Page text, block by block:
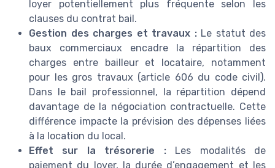
loyer potentiellement plus fréquente selon les
clauses du contrat bail.
Gestion des charges et travaux :Le statut des
baux commerciaux encadre la répartition des
charges entre bailleur et locataire, notamment
pour les gros travaux (article 606 du code civil).
Dans le bail professionnel, la répartition dépend
davantage de la négociation contractuelle. Cette
différence impacte la prévision des dépenses liées
à la location du local.
Effet sur la trésorerie :Les modalités de
paiement du loyer, la durée d’engagement et les